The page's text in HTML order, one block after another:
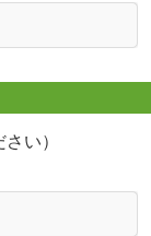
丁目店（約
・徒歩6分）
約494m・徒歩
465m・徒歩6
い）